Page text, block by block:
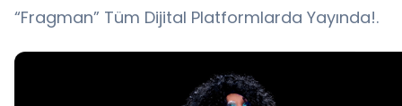
“Fragman” Tüm Dijital Platformlarda Yayında!.